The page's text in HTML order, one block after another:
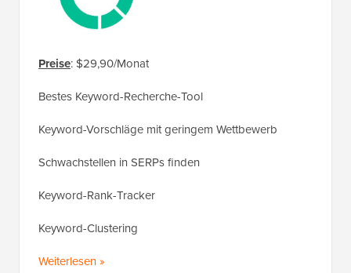
Preise: $29,90/Monat
Bestes Keyword-Recherche-Tool
Keyword-Vorschläge mit geringem Wettbewerb
Schwachstellen in SERPs finden
Keyword-Rank-Tracker
Keyword-Clustering
Weiterlesen »